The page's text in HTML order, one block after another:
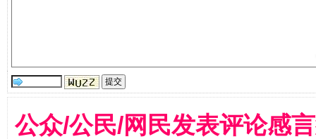
公众/公民/网民发表评论感